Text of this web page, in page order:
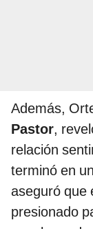
Además,
Pastor,
relación
terminó en
aseguró que
presionado